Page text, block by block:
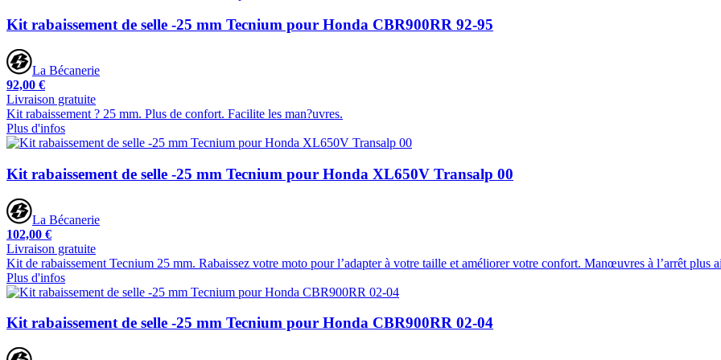
Kit rabaissement de selle -25 mm Tecnium pour Honda CBR900RR 92-95
La Bécanerie
92,00 €
Livraison gratuite
Kit rabaissement ? 25 mm. Plus de confort. Facilite les man?uvres.
Plus d'infos
Kit rabaissement de selle -25 mm Tecnium pour Honda XL650V Transalp 00
La Bécanerie
102,00 €
Livraison gratuite
Kit de rabaissement Tecnium 25 mm. Rabaissez votre moto pour l’adapter à votre taille et améliorer votre confort. Manœuvres à l’arrêt plus
Plus d'infos
Kit rabaissement de selle -25 mm Tecnium pour Honda CBR900RR 02-04